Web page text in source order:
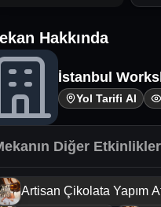
Hakkında
İstanbul
Yol Tarifi Al
Diğer
Artisan Çikolata Yapım